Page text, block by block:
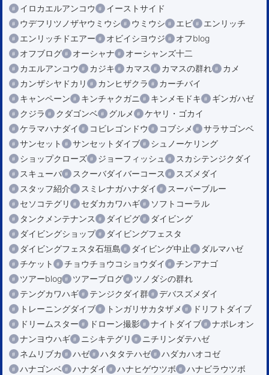
イロカエルアンコウ
イーストサイド
ウデフリツノザヤウミウシ
ウミウシ エビ
エンリッチ
エンリッチドエアー
オビイシヨウジ
オフblog
オフブログ
オーシャナ
オーシャンズ十二
カエルアンコウ
カジキ カマス カマスの群れ
カメ
カンザシヤドカリ
カンヒザクラ
カーチバイ
キャンペーン
キンチャクガニ キンメモドキ
ギンガハゼ
クジラ
クダゴンベ グルメ
ケヤリ・ゴカイ
ケラマハナダイ
コビレゴンドウ コブシメ
サラサゴンベ
サンセット
サンセットダイブ
シュノーケリング
ショップクローズ
ジョーフィッシュ
スカシテンジクダイ
スキューバ
スクーバダイバーコース
スズメダイ
スタッフ紹介
スミレナガハナダイ
スーパーブルー
セソコテグリ
セダカカワハギ
ソフトコーラル
タンクメンテナンス
ダイビグ
ダイビング
ダイビングショップ
ダイビングフェスタ
ダイビングフェスタ石垣島
ダイビング中止
ダルマハゼ
チケット
チョウチョウコショウダイ
チンアナゴ
ツアーblog
ツアーブログ
ツノダシの群れ
テングカワハギ
テンジクダイ群
デバスズメダイ
トレーニングダイブ
トンガリサカタザメ
ドリフトダイブ
ドリームスター
ドローン撮影 ナイトダイブ
ナポレオン
ナンヨウハギ
ニシキテグリ
ニチリンダテハゼ
ネムリブカ
ハゼ ハタタテハゼ
ハダカハオコゼ
ハナゴンベ
ハナダイ ハナヒゲウツボ
ハナビラウツボ